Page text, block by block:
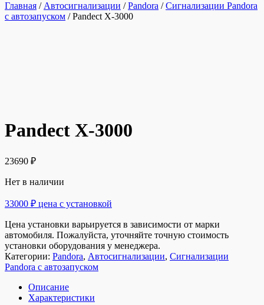
Главная / Автосигнализации /Pandora /Сигнализации Pandora
с автозапуском /Pandect X-3000
Pandect X-3000
23690 ₽
Нет в наличии
33000 ₽ цена с установкой
Цена установки варьируется в зависимости от марки
автомобиля. Пожалуйста, уточняйте точную стоимость
установки оборудования у менеджера.
Категории: Pandora, Автосигнализации, Сигнализации
Pandora с автозапуском
Описание
Характеристики